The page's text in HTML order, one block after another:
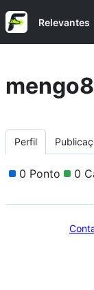
Relevantes
Perfil
0 Ponto 0